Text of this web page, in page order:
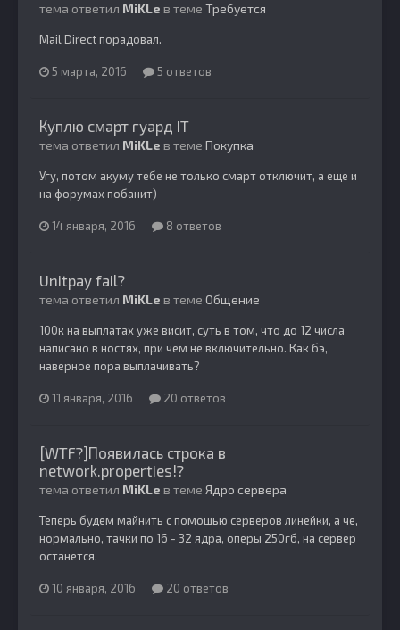
тема ответил MiKLe в теме Требуется
Mail Direct порадовал.
5 марта, 2016 5 ответов
Куплю смарт гуард IT
тема ответил MiKLe в теме Покупка
Угу, потом акуму тебе не только смарт отключит, а еще и
на форумах побанит)
14 января, 2016 8 ответов
Unitpay fail?
тема ответил MiKLe в теме Общение
100к на выплатах уже висит, суть в том, что до 12 числа
написано в ностях, при чем не включительно. Как бэ,
наверное пора выплачивать?
11 января, 2016 20 ответов
[WTF?]Появилась строка в
network.properties!?
тема ответил MiKLe в теме Ядро сервера
Теперь будем майнить с помощью серверов линейки, а че,
нормально, тачки по 16 - 32 ядра, оперы 250гб, на сервер
останется.
10 января, 2016 20 ответов